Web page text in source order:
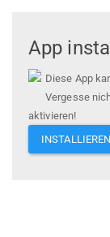
App
Diese App
Vergesse
aktivieren!
INSTALLIEREN